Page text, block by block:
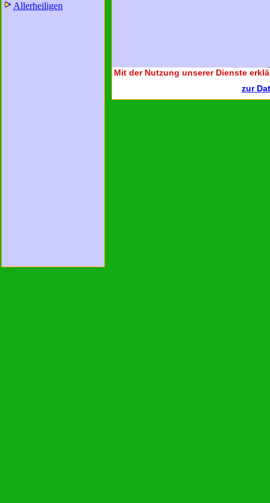
Allerheiligen
Mit der Nutzung unserer Dienste
zur